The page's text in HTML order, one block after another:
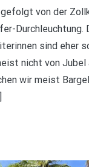
von der
Durchleuchtung.
sind eher
nicht von
wir meist